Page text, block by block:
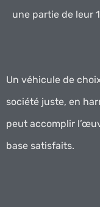
une partie de leur
Un véhicule de
société juste, en
peut accomplir
base satisfaits.